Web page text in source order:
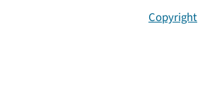
Copyright